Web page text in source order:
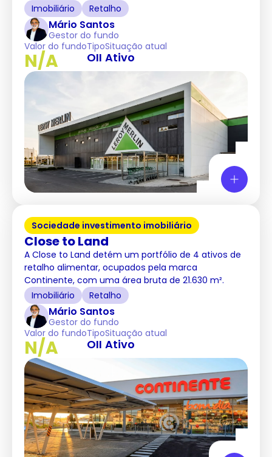
Imobiliário
Retalho
Mário Santos
Gestor do fundo
Valor do fundo
N/A
Tipo
OII
Situação atual
Ativo
Sociedade investimento imobiliário
Close to Land
A Close to Land detém um portfólio de 4 ativos de
retalho alimentar, ocupados pela marca
Continente, com uma área bruta de 21.630 m².
Imobiliário
Retalho
Mário Santos
Gestor do fundo
Valor do fundo
N/A
Tipo
OII
Situação atual
Ativo